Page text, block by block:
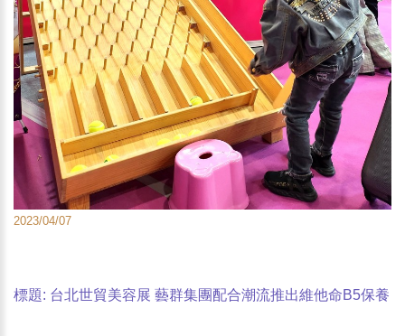
2023/04/07
標題: 台北世貿美容展 藝群集團配合潮流推出維他命B5保養